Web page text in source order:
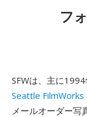
フ
SFWは、主に
Seattle FilmWorks
メールオーダー写